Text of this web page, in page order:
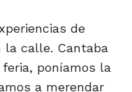
de
la calle. Cantaba
poníamos la
a merendar